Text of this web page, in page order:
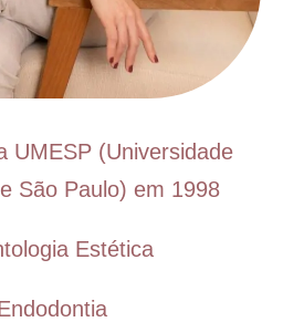
UMESP (Universidade
São Paulo) em 1998
Estética